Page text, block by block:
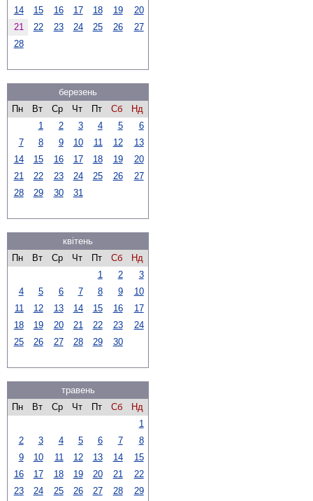
14 15 16 17 18 19
20
21
22 23 24 25 26
27
28
березень
Пн
Вт Ср Чт Пт Сб
Нд
1
2 3 4 5
6
7
8 9 10 11 12
13
14
15 16 17 18 19
20
21
22 23 24 25 26
27
28
29 30 31
квітень
Пн
Вт Ср Чт Пт Сб
Нд
1
2
3
4
5 6 7 8 9
10
11
12 13 14 15 16
17
18
19 20 21 22 23
24
25
26 27 28 29 30
травень
Пн
Вт Ср Чт Пт Сб
Нд
1
2
3 4 5 6 7
8
9
10 11 12 13 14
15
16
17 18 19 20 21
22
23
24 25 26 27 28
29